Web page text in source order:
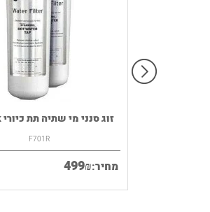
זוג סנני מי שתיה תת כיורי InSink...
F701R
מחיר: 499₪